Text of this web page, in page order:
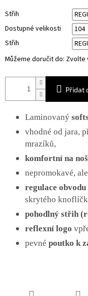
Střih
Dostupné velikosti
Střih
Můžeme doručit do: Zvolte
Přidat
Laminovaný
vhodné od jara,
mrazíků,
komfortní na
nepromokavé,
regulace obvodu
skrytého
pohodlný střih
reflexní logo
pevné poutko k